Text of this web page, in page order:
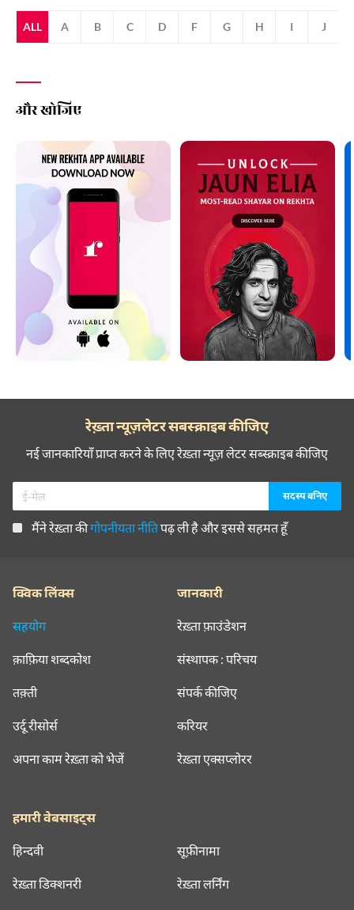
ALL A B C D F G H I J
और खोजिए
रेख़्ता न्यूज़लेटर सबस्क्राइब कीजिए
नई जानकारियाँ प्राप्त करने के लिए रेख़्ता न्यूज़ लेटर सब्स्क्राइब कीजिए
मैंने रेख़्ता कीगोपनीयता नीतिपढ़ ली है और इससे सहमत हूँ
क्विक लिंक्स
सहयोग
क़ाफ़िया शब्दकोश
तक़्ती
उर्दू रीसोर्स
अपना काम रेख़्ता को भेजें
जानकारी
रेख़्ता फ़ाउंडेशन
संस्थापक : परिचय
संपर्क कीजिए
करियर
रेख़्ता एक्सप्लोरर
हमारी वेबसाइट्स
हिन्दवी सूफ़ीनामा
रेख़्ता डिक्शनरी रेख़्ता लर्निंग